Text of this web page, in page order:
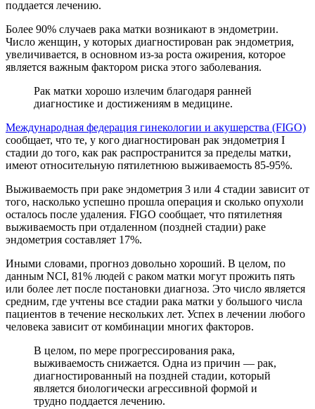
поддается лечению.
Более 90% случаев рака матки возникают в эндометрии.
Число женщин, у которых диагностирован рак эндометрия,
увеличивается, в основном из-за роста ожирения, которое
является важным фактором риска этого заболевания.
Рак матки хорошо излечим благодаря ранней
диагностике и достижениям в медицине.
Международная федерация гинекологии и акушерства (FIGO)
сообщает, что те, у кого диагностирован рак эндометрия I
стадии до того, как рак распространится за пределы матки,
имеют относительную пятилетнюю выживаемость 85-95%.
Выживаемость при раке эндометрия 3 или 4 стадии зависит от
того, насколько успешно прошла операция и сколько опухоли
осталось после удаления. FIGO сообщает, что пятилетняя
выживаемость при отдаленном (поздней стадии) раке
эндометрия составляет 17%.
Иными словами, прогноз довольно хороший. В целом, по
данным NCI, 81% людей с раком матки могут прожить пять
или более лет после постановки диагноза. Это число является
средним, где учтены все стадии рака матки у большого числа
пациентов в течение нескольких лет. Успех в лечении любого
человека зависит от комбинации многих факторов.
В целом, по мере прогрессирования рака,
выживаемость снижается. Одна из причин — рак,
диагностированный на поздней стадии, который
является биологически агрессивной формой и
трудно поддается лечению.